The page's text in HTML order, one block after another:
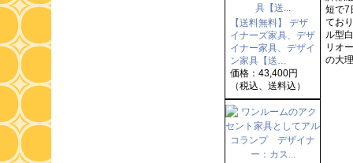
【送料無料】 デザ
イナーズ家具、デザ
イナー家具、デザイ
ン家具【送…
価格：43,400円
（税込、送料込）
短で7
てお
ル型
リオ
の大